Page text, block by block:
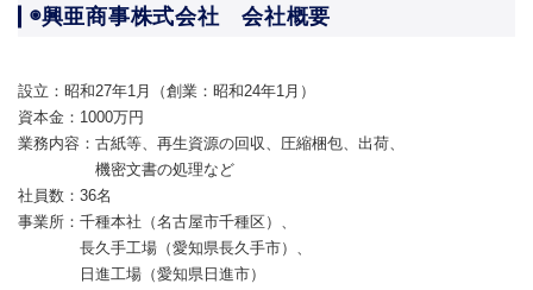
◉興亜商事株式会社 会社概要
設立：昭和27年1月（創業：昭和24年1月）
資本金：1000万円
業務内容：古紙等、再生資源の回収、圧縮梱包、出荷、
機密文書の処理など
社員数：36名
事業所：千種本社（名古屋市千種区）、
長久手工場（愛知県長久手市）、
日進工場（愛知県日進市）